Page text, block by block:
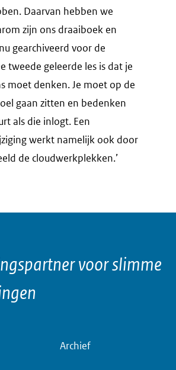
Daarvan hebben we
zijn ons draaiboek en
gearchiveerd voor de
tweede geleerde les is dat je
moet denken. Je moet op de
gaan zitten en bedenken
als die inlogt. Een
werkt namelijk ook door
de cloudwerkplekken.’
voor slimme
Archief